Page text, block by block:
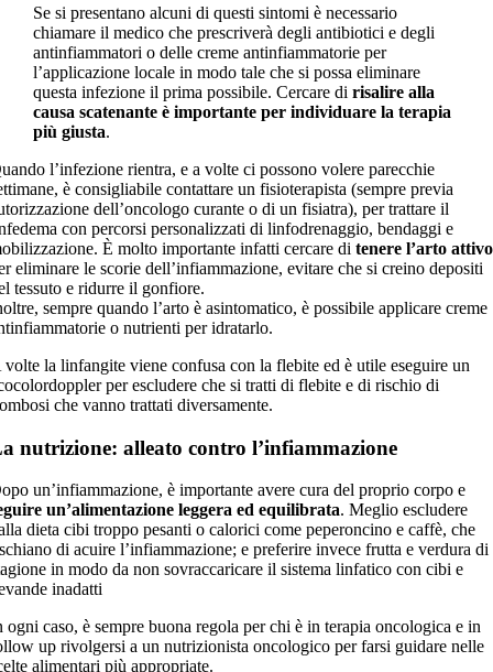
Se si presentano alcuni di questi sintomi è necessario
chiamare il medico che prescriverà degli antibiotici e degli
antinfiammatori o delle creme antinfiammatorie per
l’applicazione locale in modo tale che si possa eliminare
questa infezione il prima possibile. Cercare dirisalire alla
causa scatenante è importante per individuare la terapia
più giusta.
l’infezione rientra, e a volte ci possono volere parecchie
è consigliabile contattare un fisioterapista (sempre previa
dell’oncologo curante o di un fisiatra), per trattare il
con percorsi personalizzati di linfodrenaggio, bendaggi e
È molto importante infatti cercare ditenere l’arto attivo
eliminare le scorie dell’infiammazione, evitare che si creino depositi
tessuto e ridurre il gonfiore.
sempre quando l’arto è asintomatico, è possibile applicare creme
o nutrienti per idratarlo.
volte la linfangite viene confusa con la flebite ed è utile eseguire un
per escludere che si tratti di flebite e di rischio di
che vanno trattati diversamente.
nutrizione: alleato contro l’infiammazione
un’infiammazione, è importante avere cura del proprio corpo e
un’alimentazione leggera ed equilibrata. Meglio escludere
dieta cibi troppo pesanti o calorici come peperoncino e caffè, che
di acuire l’infiammazione; e preferire invece frutta e verdura di
in modo da non sovraccaricare il sistema linfatico con cibi e
inadatti
ogni caso, è sempre buona regola per chi è in terapia oncologica e in
up rivolgersi a un nutrizionista oncologico per farsi guidare nelle
alimentari più appropriate.